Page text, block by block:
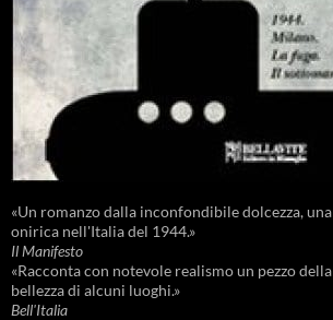
«Un romanzo dalla inconfondibile dolcezza,
onirica nell'Italia del 1944.»
Il Manifesto
«Racconta con notevole realismo un pezzo
bellezza di alcuni luoghi.»
Bell'Italia